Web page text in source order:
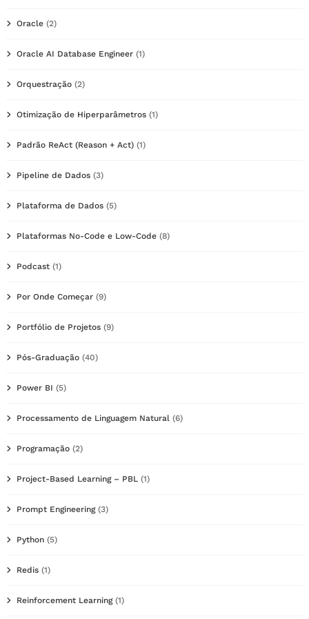
Oracle (2)
Oracle AI Database Engineer (1)
Orquestração (2)
Otimização de Hiperparâmetros (1)
Padrão ReAct (Reason + Act) (1)
Pipeline de Dados (3)
Plataforma de Dados (5)
Plataformas No-Code e Low-Code (8)
Podcast (1)
Por Onde Começar (9)
Portfólio de Projetos (9)
Pós-Graduação (40)
Power BI (5)
Processamento de Linguagem Natural (6)
Programação (2)
Project-Based Learning – PBL (1)
Prompt Engineering(3)
Python (5)
Redis (1)
Reinforcement Learning(1)